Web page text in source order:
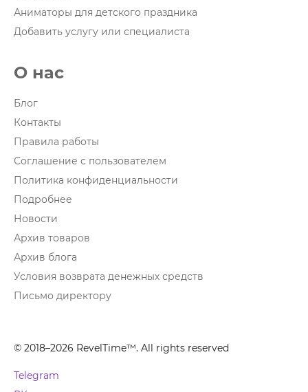
Аниматоры для детского праздника
Добавить услугу или специалиста
О нас
Блог
Контакты
Правила работы
Соглашение с пользователем
Политика конфиденциальности
Подробнее
Новости
Архив товаров
Архив блога
Условия возврата денежных средств
Письмо директору
© 2018–2026 RevelTime™. All rights reserved
Telegram